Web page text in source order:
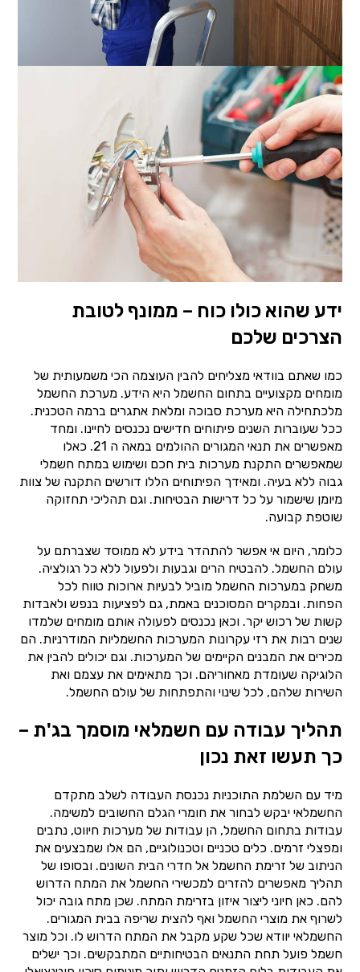
ידע שהוא כולו כוח – ממונף לטובת
הצרכים שלכם
כמו שאתם בוודאי מצליחים להבין העוצמה הכי משמעותית של
מומחים מקצועיים בתחום החשמל היא הידע. מערכת החשמל
מלכתחילה היא מערכת סבוכה ומלאת אתגרים ברמה הטכנית.
ככל שעוברות השנים פיתוחים חדישים נכנסים לחיינו. ומחד
מאפשרים את תנאי המגורים ההולמים במאה ה 21. כאלו
שמאפשרים התקנת מערכות בית חכם ושימוש במתח חשמלי
גבוה ללא בעיה. ומאידך הפיתוחים הללו דורשים התקנה של צוות
מיומן שישמור על כל דרישות הבטיחות. וגם תהליכי תחזוקה
שוטפת קבועה.
כלומר, היום אי אפשר להתהדר בידע לא ממוסד שצברתם על
עולם החשמל. להבטיח הרים וגבעות ולפעול ללא כל רגולציה.
משחק במערכות החשמל מוביל לבעיות ארוכות טווח לכל
הפחות. ובמקרים המסוכנים באמת, גם לפציעות בנפש ולאבדות
קשות של רכוש יקר. וכאן נכנסים לפעולה אותם מומחים שלמדו
שנים רבות את רזי עקרונות המערכות החשמליות המודרניות. הם
מכירים את המבנים הקיימים של המערכות. וגם יכולים להבין את
הלוגיקה שעומדת מאחוריהם. וכך מתאימים את עצמם ואת
השירות שלהם, לכל שינוי והתפתחות של עולם החשמל.
תהליך עבודה עם חשמלאי מוסמך בג'ת –
כך תעשו זאת נכון
מיד עם השלמת התוכניות נכנסת העבודה לשלב מתקדם
החשמלאי יבקש לבחור את חומרי הגלם החשובים למשימה.
עבודות בתחום החשמל, הן עבודות של מערכות חיווט, נתבים
ומפצלי זרמים. כלים טכניים וטכנולוגיים, הם אלו שמבצעים את
הניתוב של זרימת החשמל אל חדרי הבית השונים. ובסופו של
תהליך מאפשרים להזרים למכשירי החשמל את המתח הדרוש
להם. כאן חיוני ליצור איזון בזרימת המתח. שכן מתח גובה יכול
לשרוף את מוצרי החשמל ואף להצית שריפה בבית המגורים.
החשמלאי יוודא שכל שקע מקבל את המתח הדרוש לו. וכל מוצר
חשמל פועל תחת התנאים הבטיחותיים המתבקשים. וכך ישלים